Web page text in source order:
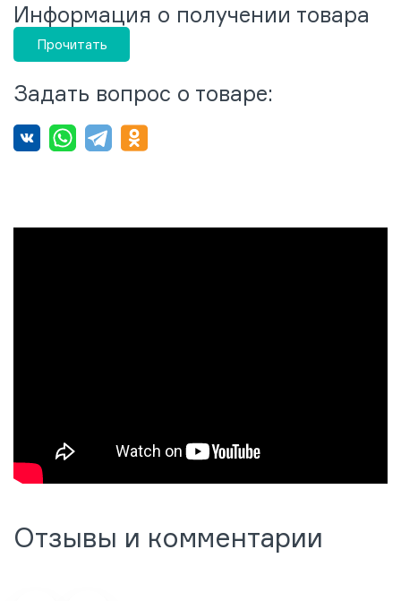
Информация о получении товара
Прочитать
Задать вопрос о товаре:
Отзывы и комментарии